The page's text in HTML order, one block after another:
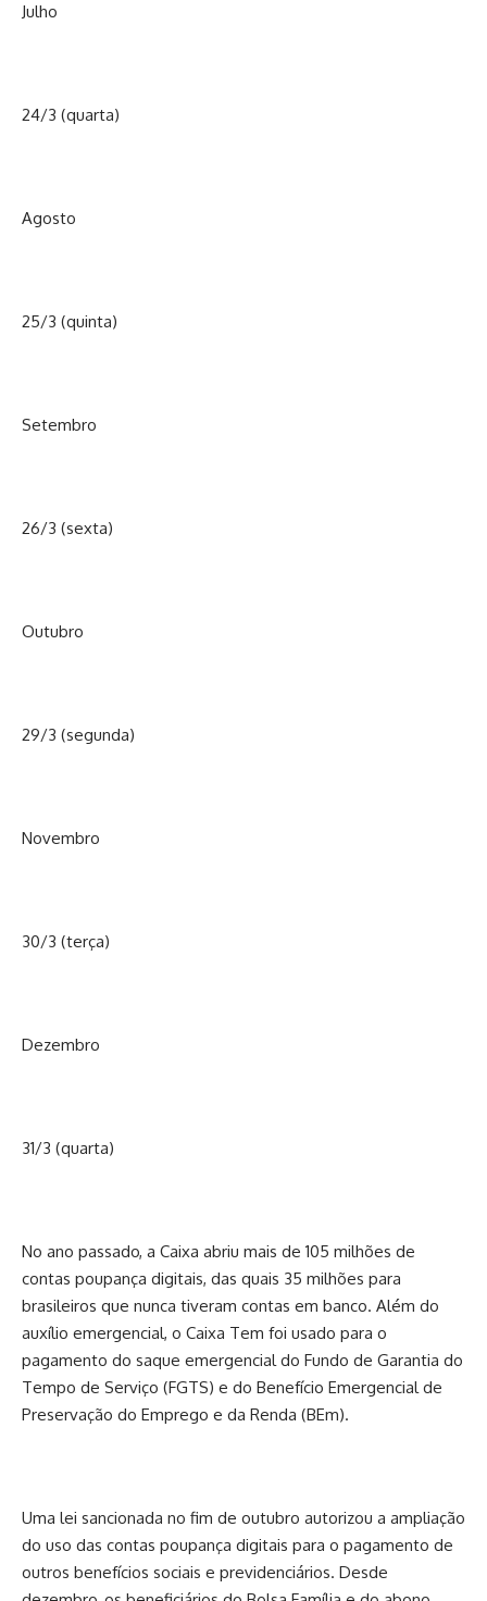
Julho
24/3 (quarta)
Agosto
25/3 (quinta)
Setembro
26/3 (sexta)
Outubro
29/3 (segunda)
Novembro
30/3 (terça)
Dezembro
31/3 (quarta)
No ano passado, a Caixa abriu mais de 105 milhões de
contas poupança digitais, das quais 35 milhões para
brasileiros que nunca tiveram contas em banco. Além do
auxílio emergencial, o Caixa Tem foi usado para o
pagamento do saque emergencial do Fundo de Garantia do
Tempo de Serviço (FGTS) e do Benefício Emergencial de
Preservação do Emprego e da Renda (BEm).
Uma lei sancionada no fim de outubro autorizou a ampliação
do uso das contas poupança digitais para o pagamento de
outros benefícios sociais e previdenciários. Desde